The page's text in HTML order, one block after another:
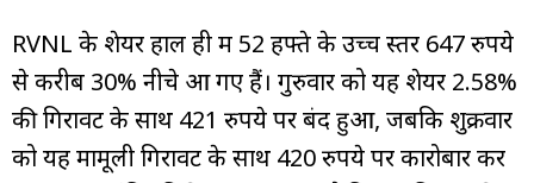
RVNL के शेयर हाल ही में 52 हफ्ते के उच्च स्तर 647 रुपये
से करीब 30% नीचे आ गए हैं। गुरुवार को यह शेयर 2.58%
की गिरावट के साथ 421 रुपये पर बंद हुआ, जबकि शुक्रवार
को यह मामूली गिरावट के साथ 420 रुपये पर कारोबार कर